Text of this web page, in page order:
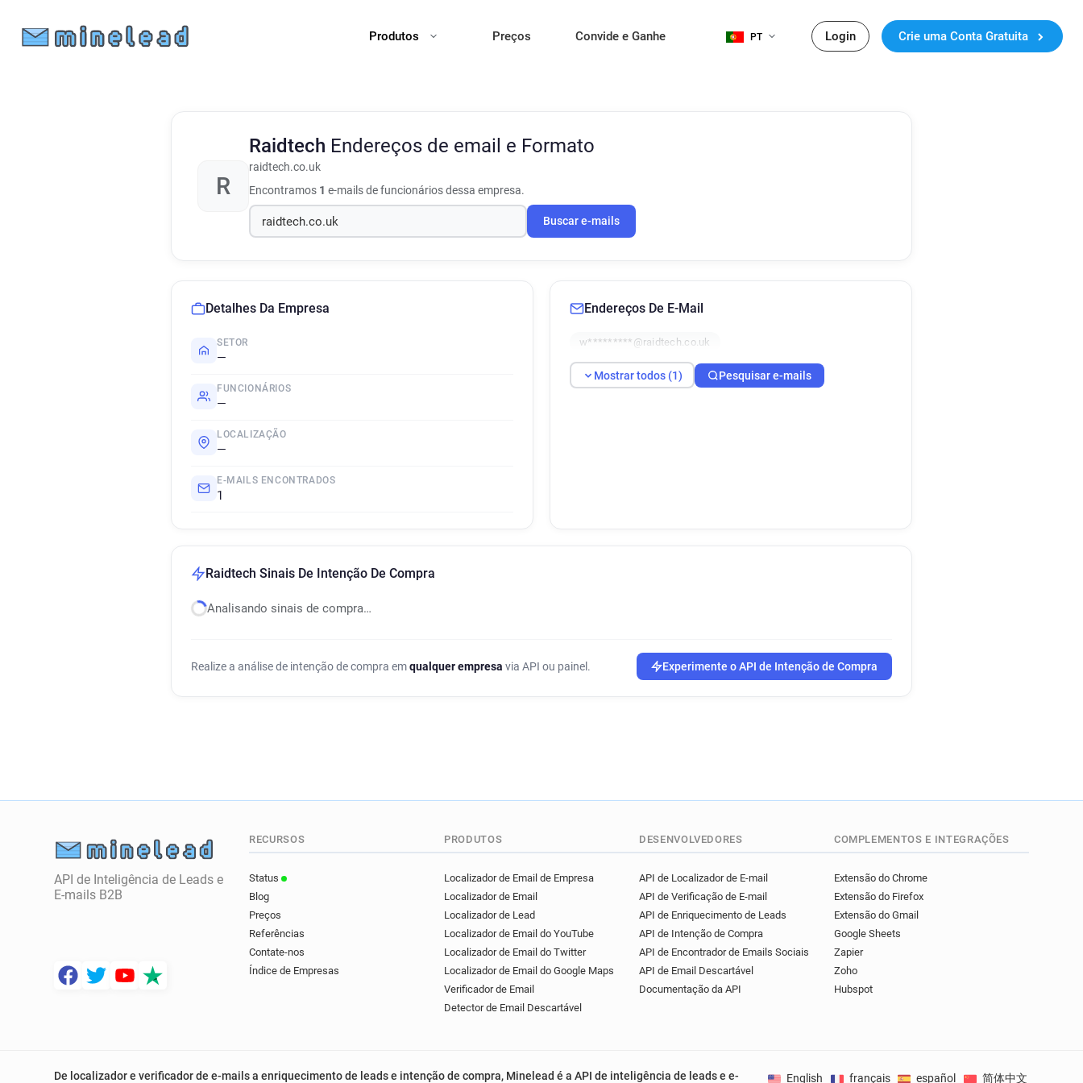
Produtos Preços Convide e Ganhe PT Login Crie uma Conta Gratuita
R
Raidtech Endereços de email e Formato
raidtech.co.uk
Encontramos 1 e-mails de funcionários dessa empresa.
Buscar e-mails
Detalhes Da Empresa
SETOR
—
FUNCIONÁRIOS
—
LOCALIZAÇÃO
—
E-MAILS ENCONTRADOS
1
Endereços De E-Mail
w*********@raidtech.co.uk
Mostrar todos (1) Pesquisar e-mails
Raidtech Sinais De Intenção De Compra
Analisando sinais de compra…
Realize a análise de intenção de compra emqualquer empresa via API ou painel. Experimente o API de Intenção de Compra
API de Inteligência de Leads e
E-mails B2B
RECURSOS
Status
Blog
Preços
Referências
Contate-nos
Índice de Empresas
PRODUTOS
Localizador de Email de Empresa
Localizador de Email
Localizador de Lead
Localizador de Email do YouTube
Localizador de Email do Twitter
Localizador de Email do Google Maps
Verificador de Email
Detector de Email Descartável
DESENVOLVEDORES
API de Localizador de E-mail
API de Verificação de E-mail
API de Enriquecimento de Leads
API de Intenção de Compra
API de Encontrador de Emails Sociais
API de Email Descartável
Documentação da API
COMPLEMENTOS E INTEGRAÇÕES
Extensão do Chrome
Extensão do Firefox
Extensão do Gmail
Google Sheets
Zapier
Zoho
Hubspot
De localizador e verificador de e-mails a enriquecimento de leads e intenção de compra, Minelead é a API de inteligência de leads e e-
English français español 简体中文